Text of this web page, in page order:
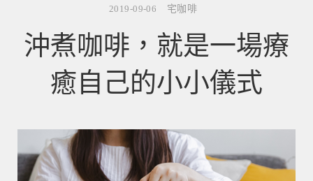
2019-09-06 宅咖啡
沖煮咖啡，就是一場療
癒自己的小小儀式